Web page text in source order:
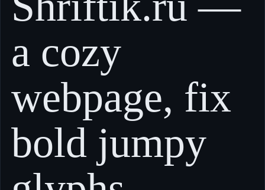
a cozy
webpage, fix
bold jumpy